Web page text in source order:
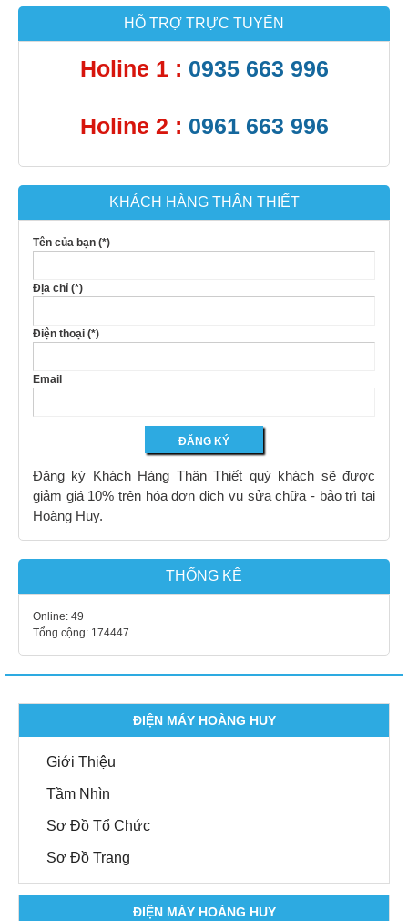
HỖ TRỢ TRỰC TUYẾN
Holine 1 : 0935 663 996
Holine 2 : 0961 663 996
KHÁCH HÀNG THÂN THIẾT
Tên của bạn (*)
Địa chỉ (*)
Điện thoại (*)
Email
Đăng ký Khách Hàng Thân Thiết quý khách sẽ được
giảm giá 10% trên hóa đơn dịch vụ sửa chữa - bảo trì tại
Hoàng Huy.
THỐNG KÊ
Online: 49
Tổng cộng: 174447
ĐIỆN MÁY HOÀNG HUY
Giới Thiệu
Tầm Nhìn
Sơ Đồ Tổ Chức
Sơ Đồ Trang
ĐIỆN MÁY HOÀNG HUY